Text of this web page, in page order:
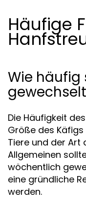
Häufige
Wie häufig
Die Häufigkeit
Größe des
Tiere und der Art
Allgemeinen
wöchentlich
eine gründliche
werden.